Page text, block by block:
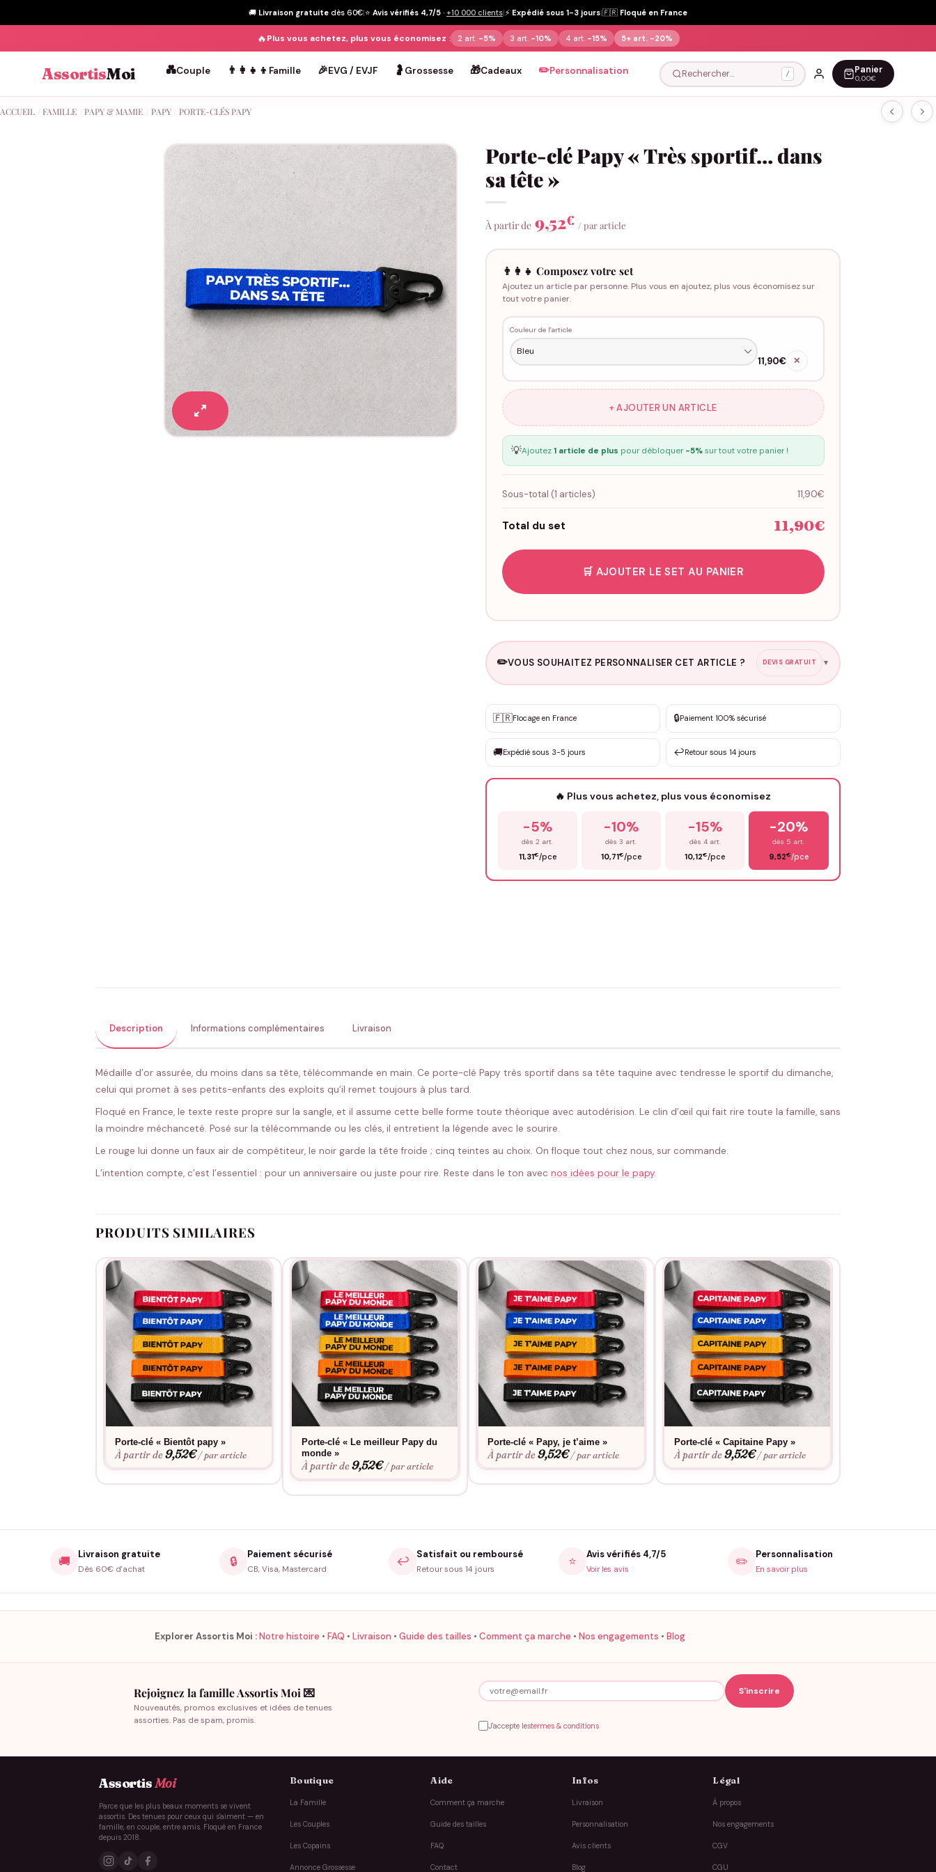
🚚 Livraison gratuite dès 60€|⭐ Avis vérifiés 4,7/5 · +10 000 clients|⚡ Expédié sous 1-3 jours|🇫🇷 Floqué en France
🔥Plus vous achetez, plus vous économisez : 2 art. -5% 3 art. -10% 4 art. -15% 5+ art. -20%
AssortisMoi 💑Couple 👨‍👩‍👧‍👦 Famille 🎉EVG / EVJF 🤰 Grossesse 🎁Cadeaux ✏️Personnalisation Rechercher… / Panier
0,00€
ACCUEIL FAMILLE PAPY & MAMIE PAPY PORTE-CLÉS PAPY
Porte-clé Papy « Très sportif… dans
sa tête »
À partir de 9,52€ / par article
👨‍👩‍👧 Composez votre set
Ajoutez un article par personne. Plus vous en ajoutez, plus vous économisez sur
tout votre panier.
Couleur de l'article
11,90€ ✕
+ AJOUTER UN ARTICLE
💡Ajoutez 1 article de plus pour débloquer -5%sur tout votre panier !
Sous-total (1 articles) 11,90€
Total du set 11,90€
🛒 AJOUTER LE SET AU PANIER
✏️VOUS SOUHAITEZ PERSONNALISER CET ARTICLE ? DEVIS GRATUIT ▼
✨ Personnalisation sur mesure
DEVIS GRATUIT · Personnalisation de 3 à 10€ selon la demande
Que souhaitez-vous ?
🇫🇷Flocage en France 🔒Paiement 100% sécurisé
🚚Expédié sous 3-5 jours ↩️Retour sous 14 jours
🔥 Plus vous achetez, plus vous économisez
-5%
dès 2 art.
11,31€/pce
-10%
dès 3 art.
10,71€/pce
-15%
dès 4 art.
10,12€/pce
-20%
dès 5 art.
9,52€/pce
Description Informations complémentaires Livraison
Médaille d’or assurée, du moins dans sa tête, télécommande en main. Ce porte-clé Papy très sportif dans sa tête taquine avec tendresse le sportif du dimanche,
celui qui promet à ses petits-enfants des exploits qu’il remet toujours à plus tard.
Floqué en France, le texte reste propre sur la sangle, et il assume cette belle forme toute théorique avec autodérision. Le clin d’œil qui fait rire toute la famille, sans
la moindre méchanceté. Posé sur la télécommande ou les clés, il entretient la légende avec le sourire.
Le rouge lui donne un faux air de compétiteur, le noir garde la tête froide ; cinq teintes au choix. On floque tout chez nous, sur commande.
L’intention compte, c’est l’essentiel : pour un anniversaire ou juste pour rire. Reste dans le ton avec nos idées pour le papy.
PRODUITS SIMILAIRES
Porte-clé « Bientôt papy »
À partir de9,52€ / par article
Porte-clé « Le meilleur Papy du
monde »
À partir de9,52€ / par article
Porte-clé « Papy, je t’aime »
À partir de9,52€ / par article
Porte-clé « Capitaine Papy »
À partir de9,52€ / par article
🚚 Livraison gratuite
Dès 60€ d'achat
🔒 Paiement sécurisé
CB, Visa, Mastercard
↩️ Satisfait ou remboursé
Retour sous 14 jours
⭐ Avis vérifiés 4,7/5
Voir les avis ✏️ Personnalisation
En savoir plus
Explorer Assortis Moi :Notre histoire • FAQ • Livraison • Guide des tailles • Comment ça marche • Nos engagements • Blog
Rejoignez la famille Assortis Moi 💌
Nouveautés, promos exclusives et idées de tenues
assorties. Pas de spam, promis.
J'accepte lestermes & conditions
AssortisMoi
Parce que les plus beaux moments se vivent
assortis. Des tenues pour ceux qui s'aiment — en
famille, en couple, entre amis. Floqué en France
depuis 2018.
Boutique
La Famille
Les Couples
Les Copains
Annonce Grossesse
Aide
Comment ça marche
Guide des tailles
FAQ
Contact
Infos
Livraison
Personnalisation
Avis clients
Blog
Légal
À propos
Nos engagements
CGV
CGU